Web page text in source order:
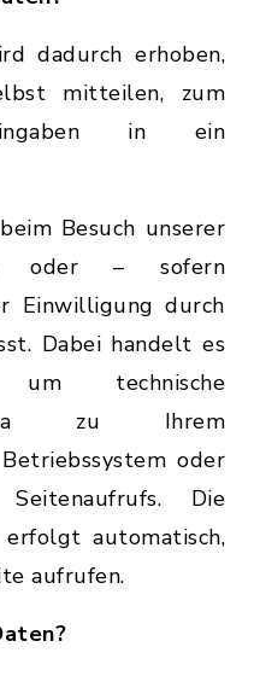
dadurch erhoben,
mitteilen, zum
in ein
Besuch unserer
oder – sofern
Einwilligung durch
Dabei handelt es
um technische
zu Ihrem
oder
Die
automatisch,
aufrufen.